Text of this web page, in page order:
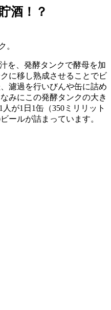
酒！？
。
を、発酵タンクで酵母を加
に移し熟成させることでビ
濾過を行いびんや缶に詰め
みにこの発酵タンクの大き
が1日1缶（350ミリリット
ールが詰まっています。